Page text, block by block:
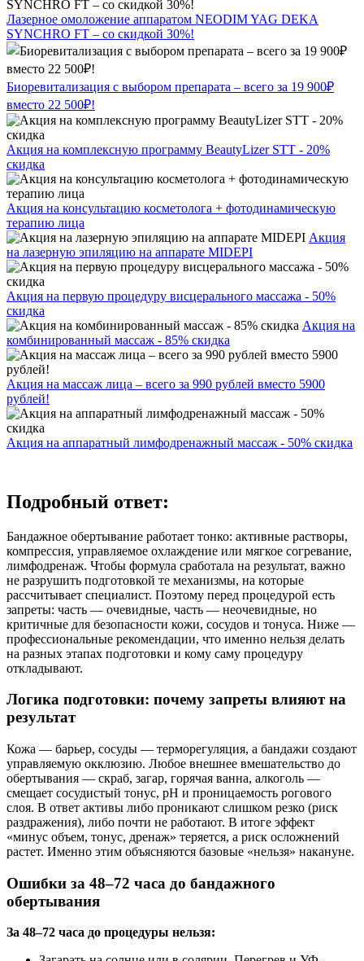
Лазерное омоложение аппаратом NEODIM YAG DEKA
SYNCHRO FT – со скидкой 30%!
Биоревитализация с выбором препарата – всего за 19 900₽
вместо 22 500₽!
Акция на комплексную программу BeautyLizer STT - 20%
скидка
Акция на консультацию косметолога + фотодинамическую
терапию лица
Акция
на лазерную эпиляцию на аппарате MIDEPI
Акция на первую процедуру висцерального массажа - 50%
скидка
Акция на
комбинированный массаж - 85% скидка
Акция на массаж лица – всего за 990 рублей вместо 5900
рублей!
Акция на аппаратный лимфодренажный массаж - 50% скидка
Подробный ответ:
Бандажное обертывание работает тонко: активные растворы,
компрессия, управляемое охлаждение или мягкое согревание,
лимфодренаж. Чтобы формула сработала на результат, важно
не разрушить подготовкой те механизмы, на которые
рассчитывает специалист. Поэтому перед процедурой есть
запреты: часть — очевидные, часть — неочевидные, но
критичные для безопасности кожи, сосудов и тонуса. Ниже —
профессиональные рекомендации, что именно нельзя делать
на разных этапах подготовки и кому саму процедуру
откладывают.
Логика подготовки: почему запреты влияют на
результат
Кожа — барьер, сосуды — терморегуляция, а бандажи создают
управляемую окклюзию. Любое внешнее вмешательство до
обертывания — скраб, загар, горячая ванна, алкоголь —
смещает сосудистый тонус, pH и проницаемость рогового
слоя. В ответ активы либо проникают слишком резко (риск
раздражения), либо почти не работают. В итоге эффект
«минус объем, тонус, дренаж» теряется, а риск осложнений
растет. Именно этим объясняются базовые «нельзя» накануне.
Ошибки за 48–72 часа до бандажного
обертывания
За 48–72 часа до процедуры нельзя: